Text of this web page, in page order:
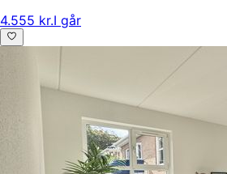
4.555 kr.I går